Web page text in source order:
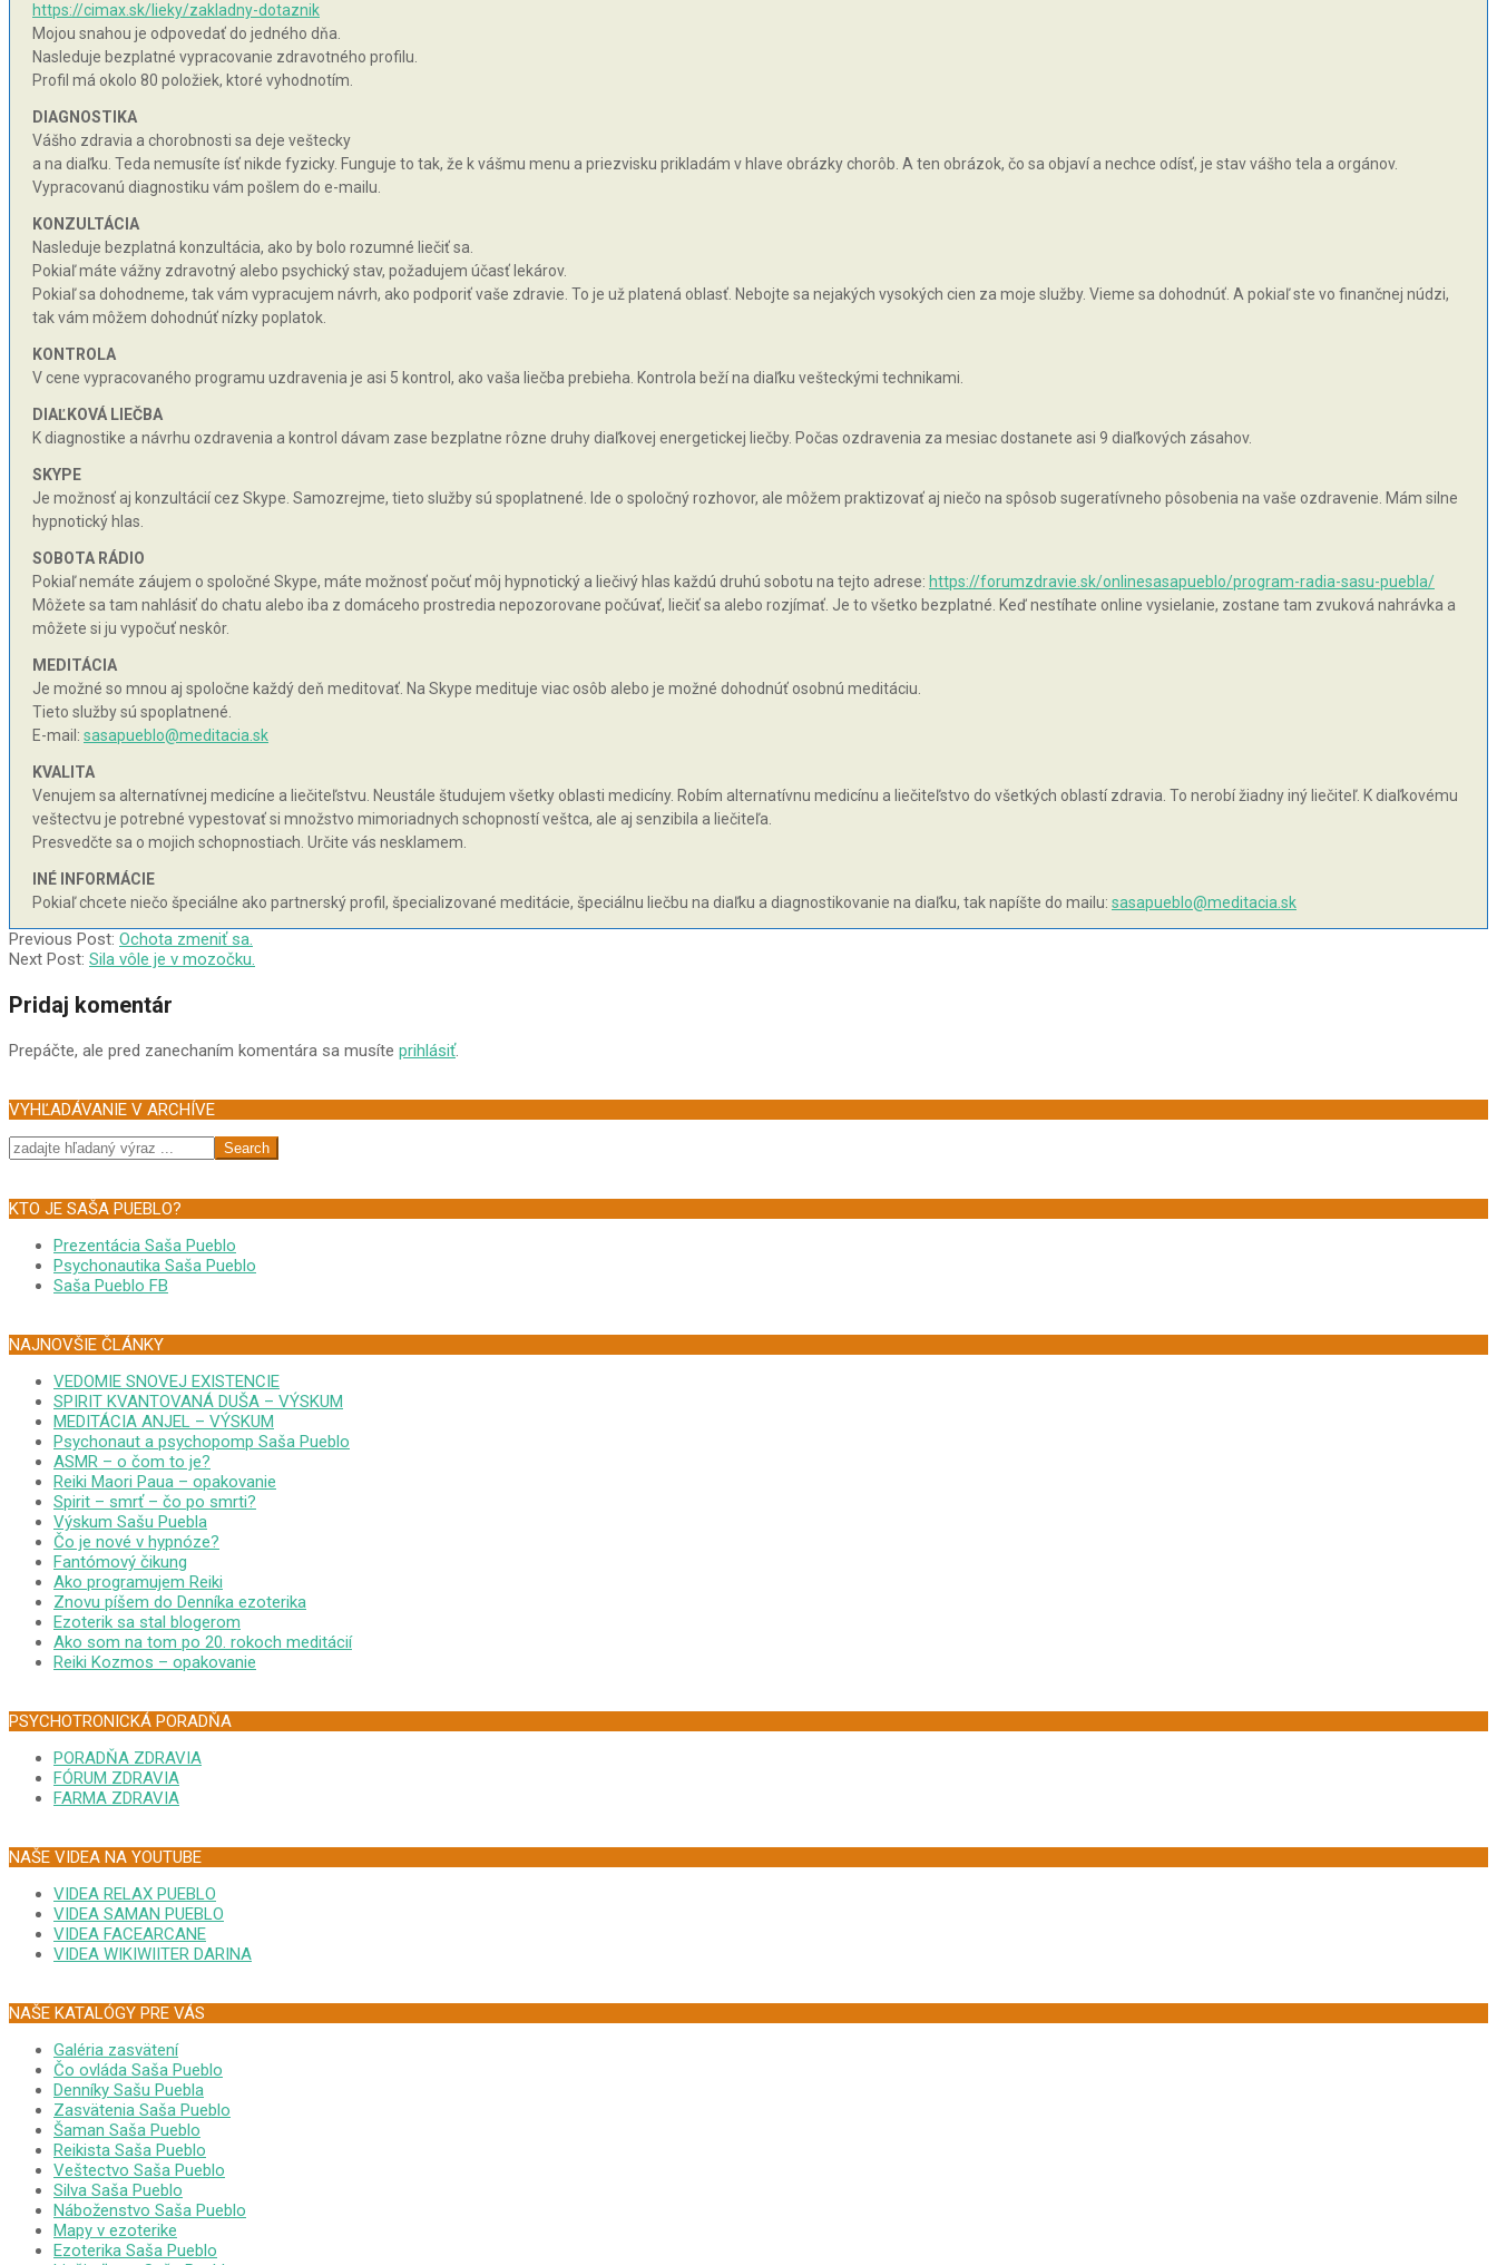
https://cimax.sk/lieky/zakladny-dotaznik
Mojou snahou je odpovedať do jedného dňa.
Nasleduje bezplatné vypracovanie zdravotného profilu.
Profil má okolo 80 položiek, ktoré vyhodnotím.
DIAGNOSTIKA
Vášho zdravia a chorobnosti sa deje veštecky
a na diaľku. Teda nemusíte ísť nikde fyzicky. Funguje to tak, že k vášmu menu a priezvisku prikladám v hlave obrázky chorôb. A ten obrázok, čo sa objaví a nechce odísť, je stav vášho tela a orgánov.
Vypracovanú diagnostiku vám pošlem do e-mailu.
KONZULTÁCIA
Nasleduje bezplatná konzultácia, ako by bolo rozumné liečiť sa.
Pokiaľ máte vážny zdravotný alebo psychický stav, požadujem účasť lekárov.
Pokiaľ sa dohodneme, tak vám vypracujem návrh, ako podporiť vaše zdravie. To je už platená oblasť. Nebojte sa nejakých vysokých cien za moje služby. Vieme sa dohodnúť. A pokiaľ ste vo finančnej núdzi,
tak vám môžem dohodnúť nízky poplatok.
KONTROLA
V cene vypracovaného programu uzdravenia je asi 5 kontrol, ako vaša liečba prebieha. Kontrola beží na diaľku vešteckými technikami.
DIAĽKOVÁ LIEČBA
K diagnostike a návrhu ozdravenia a kontrol dávam zase bezplatne rôzne druhy diaľkovej energetickej liečby. Počas ozdravenia za mesiac dostanete asi 9 diaľkových zásahov.
SKYPE
Je možnosť aj konzultácií cez Skype. Samozrejme, tieto služby sú spoplatnené. Ide o spoločný rozhovor, ale môžem praktizovať aj niečo na spôsob sugeratívneho pôsobenia na vaše ozdravenie. Mám silne
hypnotický hlas.
SOBOTA RÁDIO
Pokiaľ nemáte záujem o spoločné Skype, máte možnosť počuť môj hypnotický a liečivý hlas každú druhú sobotu na tejto adrese: https://forumzdravie.sk/onlinesasapueblo/program-radia-sasu-puebla/
Môžete sa tam nahlásiť do chatu alebo iba z domáceho prostredia nepozorovane počúvať, liečiť sa alebo rozjímať. Je to všetko bezplatné. Keď nestíhate online vysielanie, zostane tam zvuková nahrávka a
môžete si ju vypočuť neskôr.
MEDITÁCIA
Je možné so mnou aj spoločne každý deň meditovať. Na Skype medituje viac osôb alebo je možné dohodnúť osobnú meditáciu.
Tieto služby sú spoplatnené.
E-mail: sasapueblo@meditacia.sk
KVALITA
Venujem sa alternatívnej medicíne a liečiteľstvu. Neustále študujem všetky oblasti medicíny. Robím alternatívnu medicínu a liečiteľstvo do všetkých oblastí zdravia. To nerobí žiadny iný liečiteľ. K diaľkovému
veštectvu je potrebné vypestovať si množstvo mimoriadnych schopností veštca, ale aj senzibila a liečiteľa.
Presvedčte sa o mojich schopnostiach. Určite vás nesklamem.
INÉ INFORMÁCIE
Pokiaľ chcete niečo špeciálne ako partnerský profil, špecializované meditácie, špeciálnu liečbu na diaľku a diagnostikovanie na diaľku, tak napíšte do mailu: sasapueblo@meditacia.sk
2003-
04-
Previous Post: Ochota zmeniť sa.
Next Post: Sila vôle je v mozočku.
Pridaj komentár
Prepáčte, ale pred zanechaním komentára sa musíte prihlásiť.
VYHĽADÁVANIE V ARCHÍVE
Search
KTO JE SAŠA PUEBLO?
Prezentácia Saša Pueblo
Psychonautika Saša Pueblo
Saša Pueblo FB
NAJNOVŠIE ČLÁNKY
VEDOMIE SNOVEJ EXISTENCIE
SPIRIT KVANTOVANÁ DUŠA – VÝSKUM
MEDITÁCIA ANJEL – VÝSKUM
Psychonaut a psychopomp Saša Pueblo
ASMR – o čom to je?
Reiki Maori Paua – opakovanie
Spirit – smrť – čo po smrti?
Výskum Sašu Puebla
Čo je nové v hypnóze?
Fantómový čikung
Ako programujem Reiki
Znovu píšem do Denníka ezoterika
Ezoterik sa stal blogerom
Ako som na tom po 20. rokoch meditácií
Reiki Kozmos – opakovanie
PSYCHOTRONICKÁ PORADŇA
PORADŇA ZDRAVIA
FÓRUM ZDRAVIA
FARMA ZDRAVIA
NAŠE VIDEA NA YOUTUBE
VIDEA RELAX PUEBLO
VIDEA SAMAN PUEBLO
VIDEA FACEARCANE
VIDEA WIKIWIITER DARINA
NAŠE KATALÓGY PRE VÁS
Galéria zasvätení
Čo ovláda Saša Pueblo
Denníky Sašu Puebla
Zasvätenia Saša Pueblo
Šaman Saša Pueblo
Reikista Saša Pueblo
Veštectvo Saša Pueblo
Silva Saša Pueblo
Náboženstvo Saša Pueblo
Mapy v ezoterike
Ezoterika Saša Pueblo